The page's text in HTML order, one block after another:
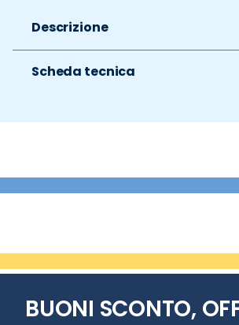
Descrizione
Scheda tecnica
BUONI SCONTO,